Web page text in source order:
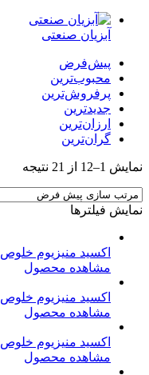
آبزیان صنعتی
پیش‌فرض
محبوب‌ترین
پرفروش‌ترین
جدیدترین
ارزان‌ترین
گران‌ترین
نمایش 1–12 از 21 نتیجه
نمایش فیلترها
اکسید منیزیوم خلوص 45 مگنوفید
مشاهده محصول
اکسید منیزیوم خلوص 52 مگنوفید
مشاهده محصول
اکسید منیزیوم خلوص 72 مگنوفید
مشاهده محصول